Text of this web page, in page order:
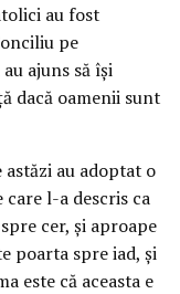
au fost
pe
ajuns să îşi
dacă oamenii sunt
au adoptat o
l-a descris ca
cer, şi aproape
poarta spre iad, şi
este că aceasta e